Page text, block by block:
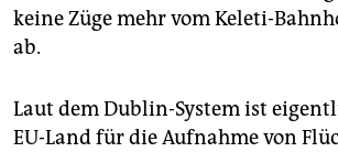
keine Züge mehr vom Keleti-
ab.
Laut dem Dublin-System ist
EU-Land für die Aufnahme von